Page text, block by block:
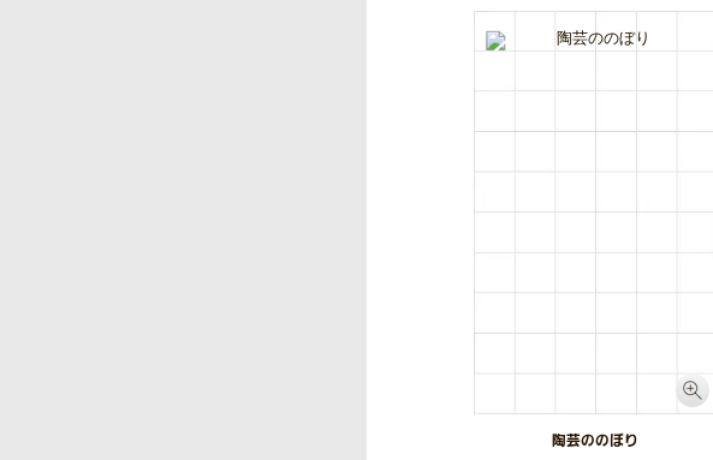
陶芸ののぼり